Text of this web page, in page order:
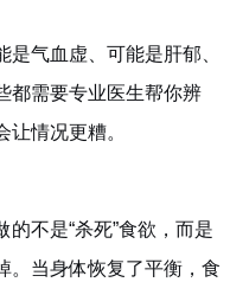
气血虚、可能是肝郁、
都需要专业医生帮你辨
情况更糟。
不是“杀死”食欲，而是
。当身体恢复了平衡，食